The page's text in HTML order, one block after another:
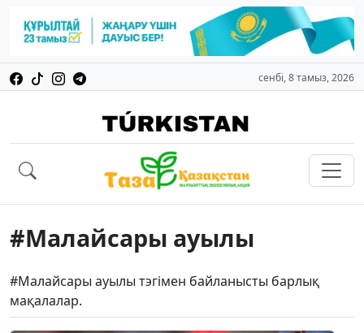
сенбі, 8 тамыз, 2026
#Малайсары ауылы
#Малайсары ауылы тэгімен байланысты барлық
мақалалар.